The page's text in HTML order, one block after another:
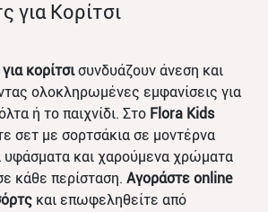
για Κορίτσι
κορίτσισυνδυάζουν άνεση και
ολοκληρωμένες εμφανίσεις για
ή το παιχνίδι. Στο Flora Kids
σετ με σορτσάκια σε μοντέρνα
υφάσματα και χαρούμενα χρώματα
κάθε περίσταση. Αγοράστε online
και επωφεληθείτε από